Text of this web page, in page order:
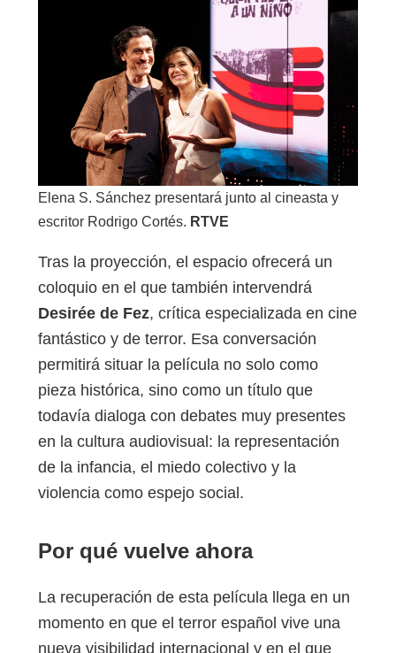
Elena S. Sánchez presentará junto al cineasta y
escritor Rodrigo Cortés. RTVE
Tras la proyección, el espacio ofrecerá un
coloquio en el que también intervendrá
Desirée de Fez, crítica especializada en cine
fantástico y de terror. Esa conversación
permitirá situar la película no solo como
pieza histórica, sino como un título que
todavía dialoga con debates muy presentes
en la cultura audiovisual: la representación
de la infancia, el miedo colectivo y la
violencia como espejo social.
Por qué vuelve ahora
La recuperación de esta película llega en un
momento en que el terror español vive una
nueva visibilidad internacional y en el que